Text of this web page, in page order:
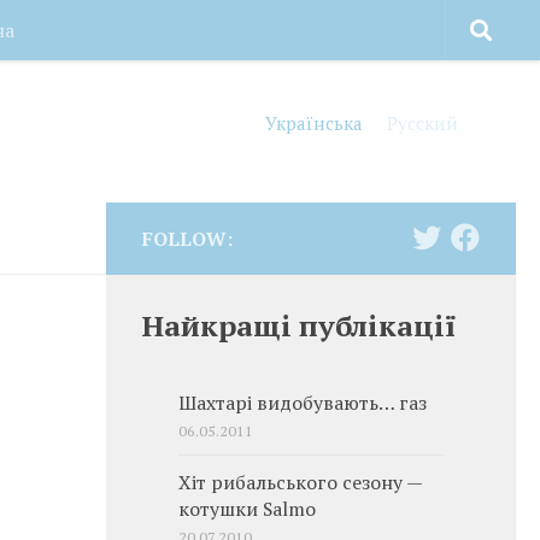
Українська Русский
FOLLOW:
Найкращі публікації
Шахтарі видобувають… газ
06.05.2011
Хіт рибальського сезону —
котушки Salmo